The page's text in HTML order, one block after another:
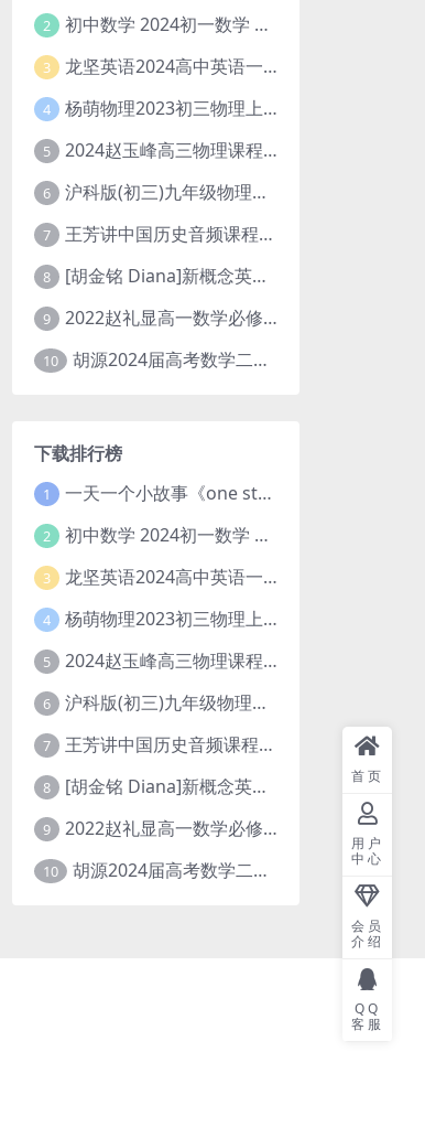
2 初中数学 2024初一数学 朱韬数学 S班春季下 A+班春季下 百度云网盘
3 龙坚英语2024高中英语一轮系统班(全国卷+北京卷)
4 杨萌物理2023初三物理上秋季A+班(视频+讲义) 百度网盘分享
5 2024赵玉峰高三物理课程24年高考物理一轮复习网课教程
6 沪科版(初三)九年级物理全一册网课教学视频全集(录播版 杜春雨 66讲)
7 王芳讲中国历史音频课程全集(上下五千年)
8 [胡金铭 Diana]新概念英语第1册教学视频课程(全集 百度网盘下载)
9 2022赵礼显高一数学必修一课程视频资源(秋季班 含讲义)百度网盘云
10 胡源2024届高考数学二轮寒假春季精讲 百度网盘分享
下载排行榜
1 一天一个小故事《one story a day》初中版 百度网盘分享下载
2 初中数学 2024初一数学 朱韬数学 S班春季下 A+班春季下 百度云网盘
3 龙坚英语2024高中英语一轮系统班(全国卷+北京卷)
4 杨萌物理2023初三物理上秋季A+班(视频+讲义) 百度网盘分享
5 2024赵玉峰高三物理课程24年高考物理一轮复习网课教程
6 沪科版(初三)九年级物理全一册网课教学视频全集(录播版 杜春雨 66讲)
7 王芳讲中国历史音频课程全集(上下五千年)
8 [胡金铭 Diana]新概念英语第1册教学视频课程(全集 百度网盘下载)
9 2022赵礼显高一数学必修一课程视频资源(秋季班 含讲义)百度网盘云
10 胡源2024届高考数学二轮寒假春季精讲 百度网盘分享
首页
用户
中心
会员
介绍
QQ
客服